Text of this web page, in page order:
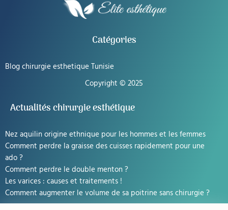
Catégories
Blog chirurgie esthetique Tunisie
Copyright © 2025
Actualités chirurgie esthétique
Nez aquilin origine ethnique pour les hommes et les femmes
Comment perdre la graisse des cuisses rapidement pour une
ado ?
Comment perdre le double menton ?
Les varices : causes et traitements !
Comment augmenter le volume de sa poitrine sans chirurgie ?